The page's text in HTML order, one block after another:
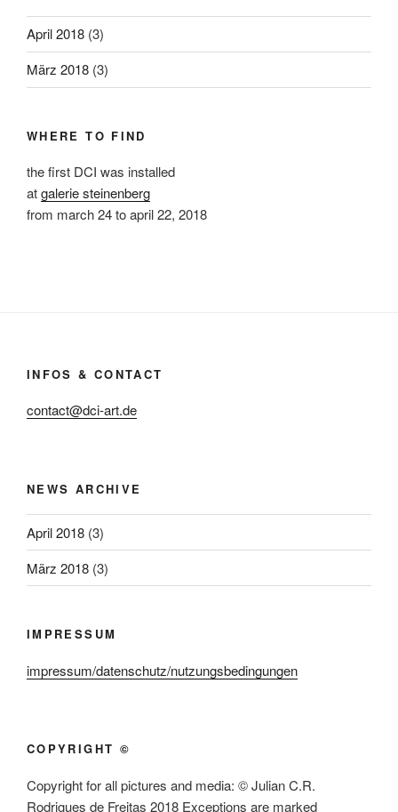
April 2018 (3)
März 2018 (3)
WHERE TO FIND
the first DCI was installed
atgalerie steinenberg
from march 24 to april 22, 2018
INFOS & CONTACT
contact@dci-art.de
NEWS ARCHIVE
April 2018 (3)
März 2018 (3)
IMPRESSUM
impressum/datenschutz/nutzungsbedingungen
COPYRIGHT ©
Copyright for all pictures and media: © Julian C.R.
Rodrigues de Freitas 2018 Exceptions are marked